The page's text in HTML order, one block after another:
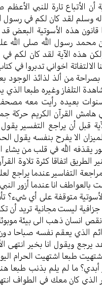
أن الأتباع تارة للنبي
وسلم لقد كان لكم في رسول
قانون هذه الأسوتية البعض
محمد رسول الله صلى الله
هذه الآية لقد كان لكم
اخواني تدبروا في
لكم بصراحة من ألذ لذائذ
التلفاز وغيره طبعا الذي
سنوات بعيده رأيت معه
في هامش القرآن الكريم
قبل أن يراجع التفسير
الا يفرح بنفسه يقول
نور يقذفه الله في قلب من
الطريق اتفاقا كثرة تلاوة
التفاسير عندما يراجع
بالعواطف انا عندما أزور
متوقفة على أي شيء؟
جزافية ليست مجانية تريد
نقص انسان ذهب الى بيئة
الذي يعقم نفسه صباحا
ويقول انا بخير انتهى
طبعا اشتهيت الحرام
أبدي؟ ما لم يلم بذنب طبعا
الذي كان معك في الطواف